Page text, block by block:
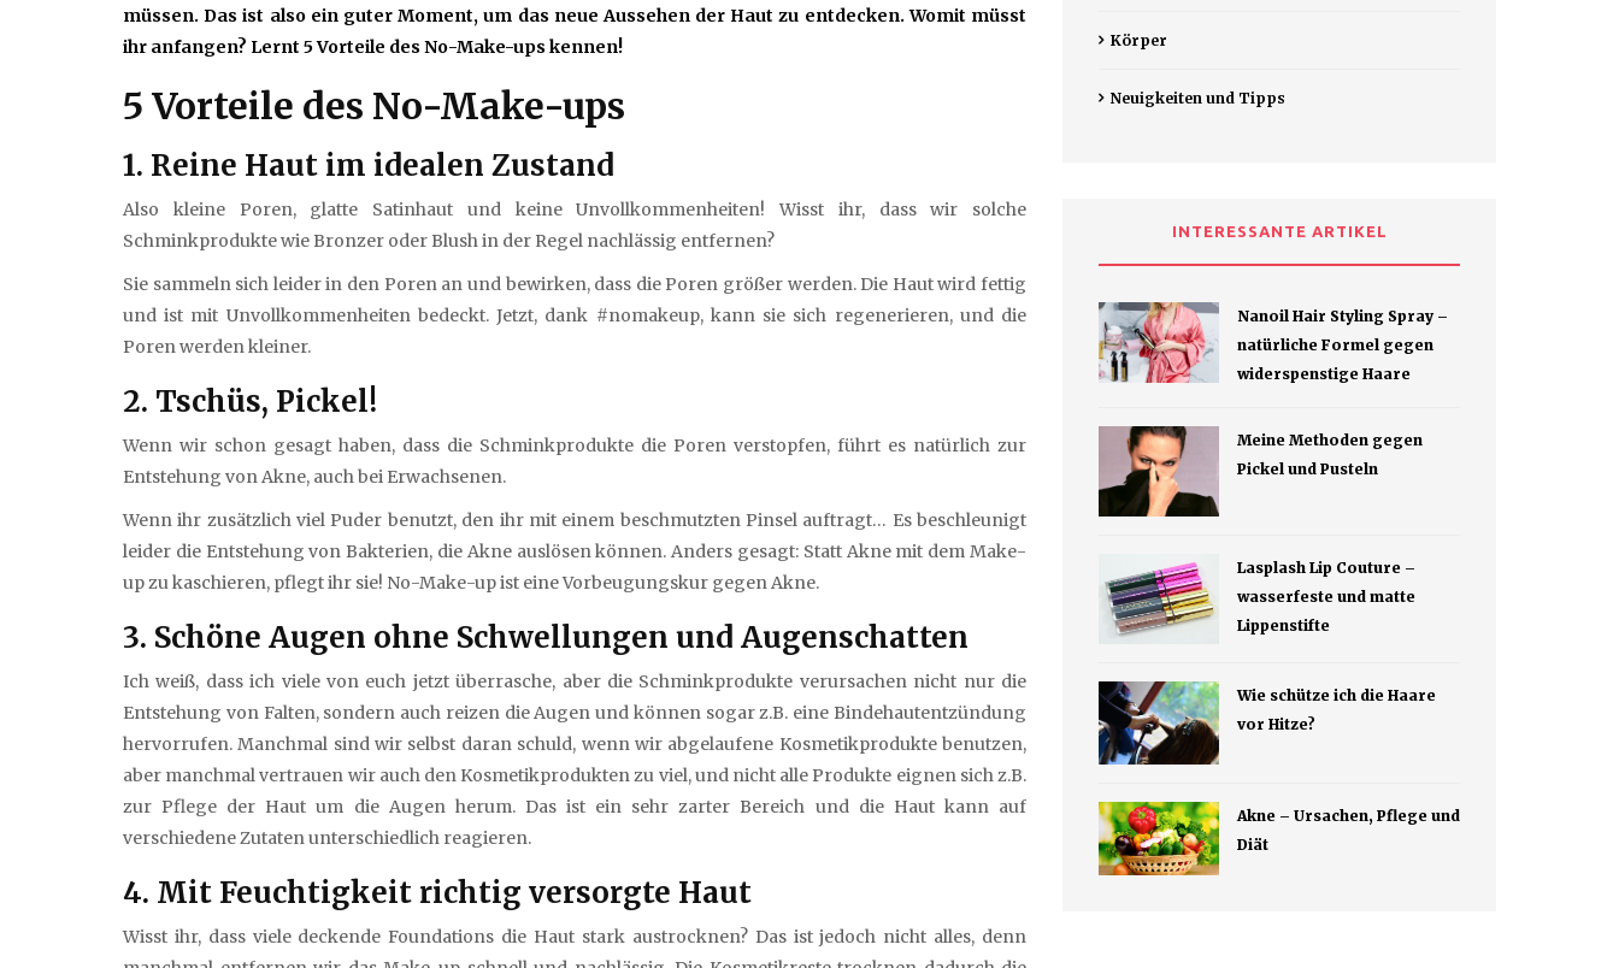
müssen. Das ist also ein guter Moment, um das neue Aussehen der Haut zu entdecken. Womit müsst
ihr anfangen? Lernt 5 Vorteile des No-Make-ups kennen!
5 Vorteile des No-Make-ups
1. Reine Haut im idealen Zustand
Also kleine Poren, glatte Satinhaut und keine Unvollkommenheiten! Wisst ihr, dass wir solche
Schminkprodukte wie Bronzer oder Blush in der Regel nachlässig entfernen?
Sie sammeln sich leider in den Poren an und bewirken, dass die Poren größer werden. Die Haut wird fettig
und ist mit Unvollkommenheiten bedeckt. Jetzt, dank #nomakeup, kann sie sich regenerieren, und die
Poren werden kleiner.
2. Tschüs, Pickel!
Wenn wir schon gesagt haben, dass die Schminkprodukte die Poren verstopfen, führt es natürlich zur
Entstehung von Akne, auch bei Erwachsenen.
Wenn ihr zusätzlich viel Puder benutzt, den ihr mit einem beschmutzten Pinsel auftragt… Es beschleunigt
leider die Entstehung von Bakterien, die Akne auslösen können. Anders gesagt: Statt Akne mit dem Make-
up zu kaschieren, pflegt ihr sie! No-Make-up ist eine Vorbeugungskur gegen Akne.
3. Schöne Augen ohne Schwellungen und Augenschatten
Ich weiß, dass ich viele von euch jetzt überrasche, aber die Schminkprodukte verursachen nicht nur die
Entstehung von Falten, sondern auch reizen die Augen und können sogar z.B. eine Bindehautentzündung
hervorrufen. Manchmal sind wir selbst daran schuld, wenn wir abgelaufene Kosmetikprodukte benutzen,
aber manchmal vertrauen wir auch den Kosmetikprodukten zu viel, und nicht alle Produkte eignen sich z.B.
zur Pflege der Haut um die Augen herum. Das ist ein sehr zarter Bereich und die Haut kann auf
verschiedene Zutaten unterschiedlich reagieren.
4. Mit Feuchtigkeit richtig versorgte Haut
Wisst ihr, dass viele deckende Foundations die Haut stark austrocknen? Das ist jedoch nicht alles, denn
Körper
Neuigkeiten und Tipps
INTERESSANTE ARTIKEL
Nanoil Hair Styling Spray –
natürliche Formel gegen
widerspenstige Haare
Meine Methoden gegen
Pickel und Pusteln
Lasplash Lip Couture –
wasserfeste und matte
Lippenstifte
Wie schütze ich die Haare
vor Hitze?
Akne – Ursachen, Pflege und
Diät